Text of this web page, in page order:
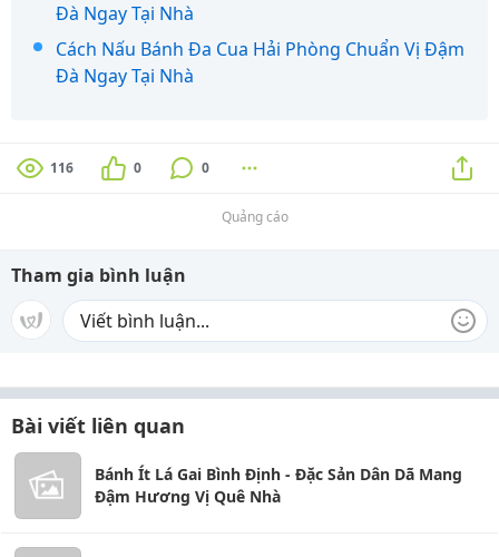
Đà Ngay Tại Nhà
Cách Nấu Bánh Đa Cua Hải Phòng Chuẩn Vị Đậm
Đà Ngay Tại Nhà
116 0 0
Quảng cáo
Tham gia bình luận
Bài viết liên quan
Bánh Ít Lá Gai Bình Định - Đặc Sản Dân Dã Mang
Đậm Hương Vị Quê Nhà